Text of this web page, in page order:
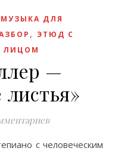
МУЗЫКА ДЛЯ
, ЭТЮД С
ЛИЦОМ
—